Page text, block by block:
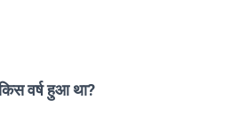
वर्ष हुआ था?